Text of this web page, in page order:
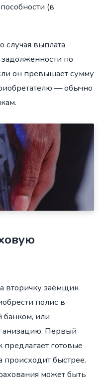
(в
случая выплата
по
он превышает сумму
— обычно
вторичку заёмщик
полис в
банком, или
Первый
готовые
быстрее.
может быть